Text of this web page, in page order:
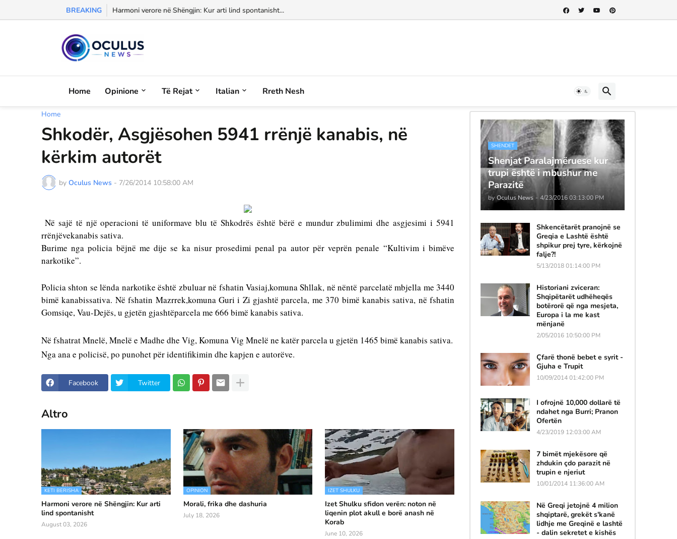
BREAKING Harmoni verore në Shëngjin: Kur arti lind spontanisht...
Morali, frika dhe dashuria...
Home Opinione Të Rejat Italian Rreth Nesh
Home
Shkodër, Asgjësohen 5941 rrënjë kanabis, në
kërkim autorët
by Oculus News - 7/26/2014 10:58:00 AM
rrënjëvekanabis sativa.
Burime nga policia bëjnë me dije se ka nisur prosedimi penal pa autor për veprën penale “Kultivim i bimëve
narkotike”.
Policia shton se lënda narkotike është zbuluar në fshatin Vasiaj,komuna Shllak, në nëntë parcelatë mbjella me 3440
bimë kanabissativa. Në fshatin Mazrrek,komuna Guri i Zi gjashtë parcela, me 370 bimë kanabis sativa, në fshatin
Gomsiqe, Vau-Dejës, u gjetën gjashtëparcela me 666 bimë kanabis sativa.
Në fshatrat Mnelë, Mnelë e Madhe dhe Vig, Komuna Vig Mnelë ne katër parcela u gjetën 1465 bimë kanabis sativa.
Nga ana e policisë, po punohet për identifikimin dhe kapjen e autorëve.
Facebook Twitter
Altro
KETI BERISHA
Harmoni verore në Shëngjin: Kur arti
lind spontanisht
August 03, 2026
OPINION
Morali, frika dhe dashuria
July 18, 2026
IZET SHULKU
Izet Shulku sfidon verën: noton në
liqenin plot akull e borë anash në
Korab
June 10, 2026
SHENDET
Shenjat Paralajmëruese kur
trupi është i mbushur me
Parazitë
by Oculus News - 4/23/2016 03:13:00 PM
Shkencëtarët pranojnë se
Greqia e Lashtë është
shpikur prej tyre, kërkojnë
falje?!
5/13/2018 01:14:00 PM
Historiani zviceran:
Shqipëtarët udhëheqës
botërorë që nga mesjeta,
Europa i la me kast
mënjanë
2/05/2016 10:50:00 PM
Çfarë thonë bebet e syrit -
Gjuha e Trupit
10/09/2014 01:42:00 PM
I ofrojnë 10,000 dollarë të
ndahet nga Burri; Pranon
Ofertën
4/23/2019 12:03:00 AM
7 bimët mjekësore që
zhdukin çdo parazit në
trupin e njeriut
10/01/2014 11:36:00 AM
Në Greqi jetojnë 4 milion
shqiptarë, grekët s'kanë
lidhje me Greqinë e lashtë
- dalin sekretet e kishës